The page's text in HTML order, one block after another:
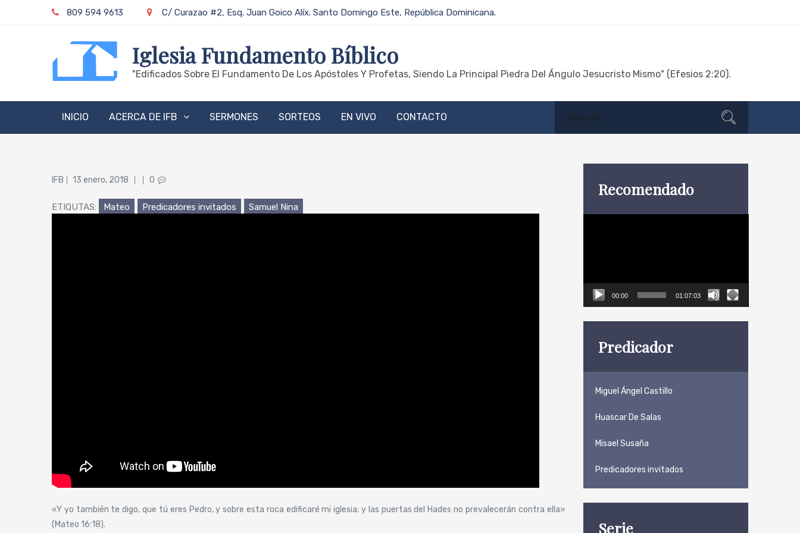
809 594 9613 C/ Curazao #2, Esq. Juan Goico Alíx. Santo Domingo Este, República Dominicana.
Iglesia Fundamento Bíblico
"edificados Sobre El Fundamento De Los Apóstoles Y Profetas, Siendo La Principal Piedra Del Ángulo Jesucristo Mismo" (Efesios 2:20).
INICIO ACERCA DE IFB SERMONES SORTEOS EN VIVO CONTACTO
for:
IFB
Posted
13 enero, 2018 0
ETIQUTAS: Mateo Predicadores invitados Samuel Nina
«Y yo también te digo, que tú eres Pedro, y sobre esta roca edificaré mi iglesia; y las puertas del Hades no prevalecerán contra ella»
(Mateo 16:18).
Recomendado
00:00 01:07:03
Predicador
Miguel Ángel Castillo
Huascar De Salas
Misael Susaña
Predicadores invitados
Serie